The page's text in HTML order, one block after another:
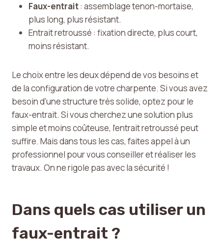
Faux-entrait: assemblage tenon-mortaise,
plus long, plus résistant.
Entrait retroussé : fixation directe, plus court,
moins résistant.
Le choix entre les deux dépend de vos besoins et
de la configuration de votre charpente. Si vous avez
besoin d’une structure très solide, optez pour le
faux-entrait. Si vous cherchez une solution plus
simple et moins coûteuse, l’entrait retroussé peut
suffire. Mais dans tous les cas, faites appel à un
professionnel pour vous conseiller et réaliser les
travaux. On ne rigole pas avec la sécurité !
Dans quels cas utiliser un
faux-entrait ?